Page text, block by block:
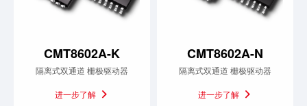
CMT8602A-K
隔离式双通道 栅极驱动器
进一步了解
CMT8602A-N
隔离式双通道 栅极驱动器
进一步了解